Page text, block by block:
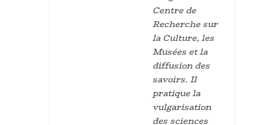
Centre de
Recherche sur
la Culture, les
Musées et la
diffusion des
savoirs. Il
pratique la
vulgarisation
des sciences